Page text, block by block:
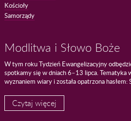
Kościoły
Samorządy
Modlitwa i Słowo Boże
W tym roku Tydzień Ewangelizacyjny
spotkamy się w dniach 6–13 lipca. Tematyka
wyznaniem wiary i została opatrzona hasłem:
Czytaj więcej